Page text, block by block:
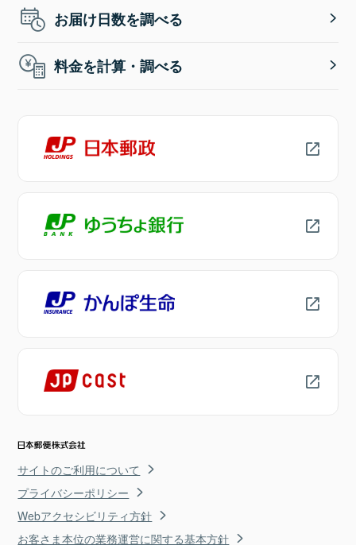
お届け日数を調べる
料金を計算・調べる
サイトのご利用について
プライバシーポリシー
Webアクセシビリティ方針
お客さま本位の業務運営に関する基本方針